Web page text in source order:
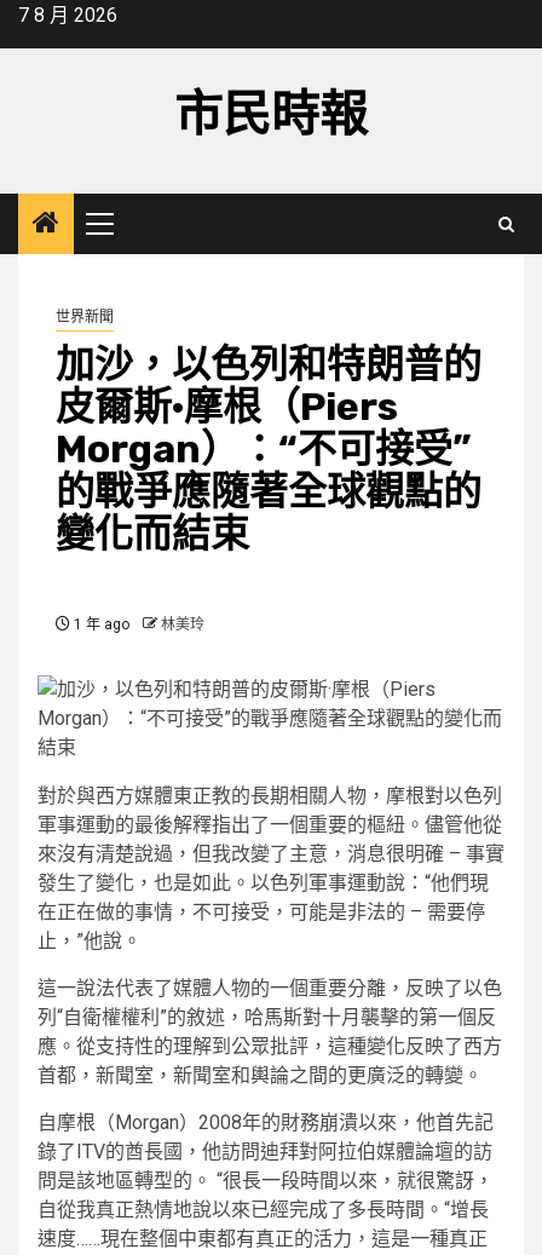
Skip7 8 月 2026
市民時報
Primary
Menu
世界新聞
加沙，以色列和特朗普的
皮爾斯·摩根（Piers
Morgan）：“不可接受”
的戰爭應隨著全球觀點的
變化而結束
1 年 ago 林美玲
對於與西方媒體東正教的長期相關人物，摩根對以色列
軍事運動的最後解釋指出了一個重要的樞紐。儘管他從
來沒有清楚說過，但我改變了主意，消息很明確 – 事實
發生了變化，也是如此。以色列軍事運動說：“他們現
在正在做的事情，不可接受，可能是非法的 – 需要停
止，”他說。
這一說法代表了媒體人物的一個重要分離，反映了以色
列“自衛權權利”的敘述，哈馬斯對十月襲擊的第一個反
應。從支持性的理解到公眾批評，這種變化反映了西方
首都，新聞室，新聞室和輿論之間的更廣泛的轉變。
自摩根（Morgan）2008年的財務崩潰以來，他首先記
錄了ITV的酋長國，他訪問迪拜對阿拉伯媒體論壇的訪
問是該地區轉型的。 “很長一段時間以來，就很驚訝，
自從我真正熱情地說以來已經完成了多長時間。“增長
速度……現在整個中東都有真正的活力，這是一種真正